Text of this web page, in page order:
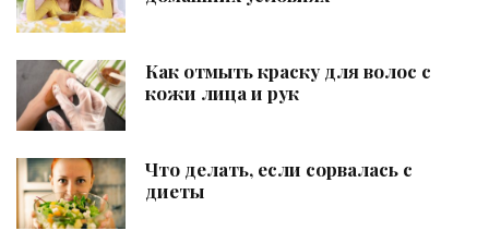
Как отмыть краску для волос с
кожи лица и рук
Что делать, если сорвалась с
диеты